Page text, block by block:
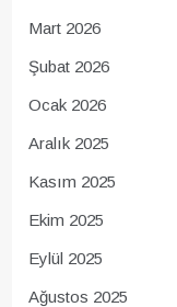
Mart 2026
Şubat 2026
Ocak 2026
Aralık 2025
Kasım 2025
Ekim 2025
Eylül 2025
Ağustos 2025